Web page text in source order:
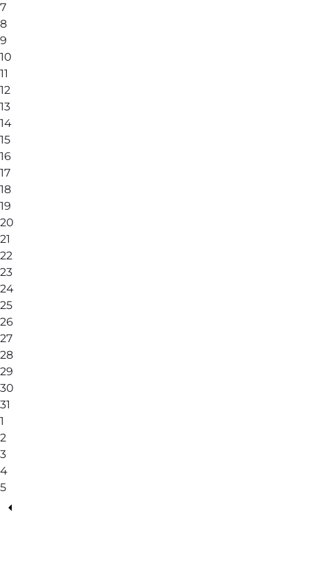
7
8
9
10
11
12
13
14
15
16
17
18
19
20
21
22
23
24
25
26
27
28
29
30
31
1
2
3
4
5